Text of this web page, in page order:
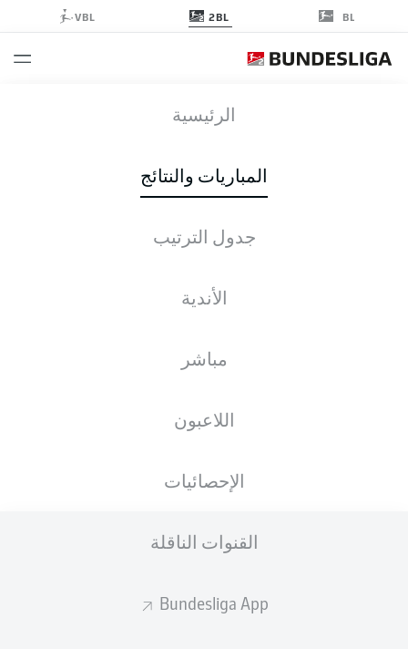
BL
2BL
VBL
الرئيسية
المباريات والنتائج
جدول الترتيب
الأندية
مباشر
اللاعبون
الإحصائيات
القنوات الناقلة
Bundesliga App
3
0
الأخبار التشكيلات الإحصائيات